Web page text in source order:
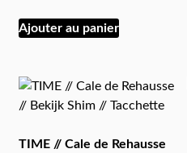
Ajouter au panier
TIME // Cale de Rehausse